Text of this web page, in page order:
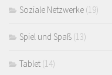
Soziale Netzwerke (19)
Spiel und Spaß (13)
Tablet (14)